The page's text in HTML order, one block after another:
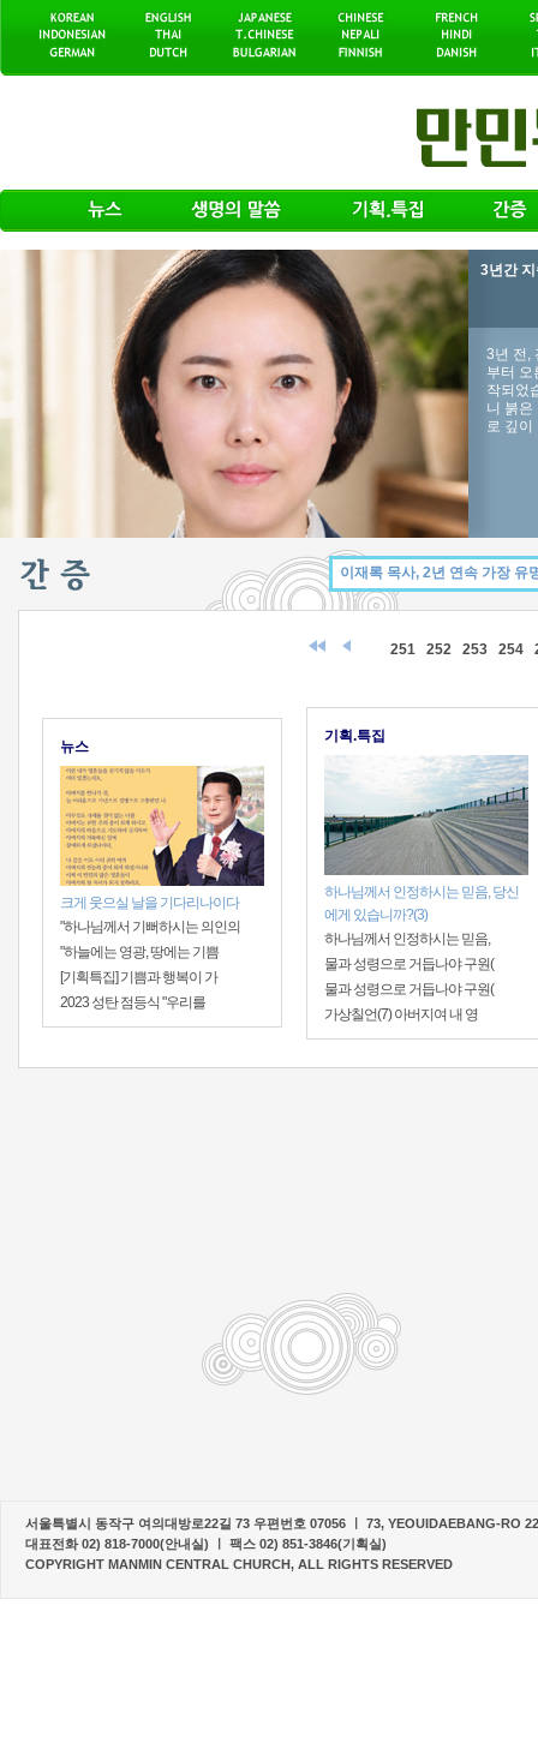
3년간
3년 전,
부터 오
작되었
니 붉은
로 깊이
251 252 253 254
뉴스
크게 웃으실 날을 기다리나이다
"하나님께서 기뻐하시는 의인의
"하늘에는 영광, 땅에는 기쁨
[기획특집] 기쁨과 행복이 가
2023 성탄 점등식 "우리를
기획.특집
하나님께서 인정하시는 믿음, 당신
에게 있습니까?(3)
하나님께서 인정하시는 믿음,
물과 성령으로 거듭나야 구원(
물과 성령으로 거듭나야 구원(
가상칠언(7) 아버지여 내 영
서울특별시 동작구 여의대방로22길 73 우편번호 07056 ㅣ 73, YEOUIDAEBANG-RO
대표전화 02) 818-7000(안내실) ㅣ 팩스 02) 851-3846(기획실)
COPYRIGHT MANMIN CENTRAL CHURCH, ALL RIGHTS RESERVED